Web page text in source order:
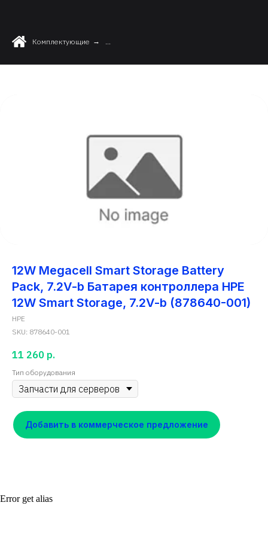
Комплектующие → ...
12W Megacell Smart Storage Battery
Pack, 7.2V-b Батарея контроллера HPE
12W Smart Storage, 7.2V-b (878640-001)
HPE
SKU: 878640-001
11 260 р.
Тип оборудования
Добавить в коммерческое предложение
Error get alias